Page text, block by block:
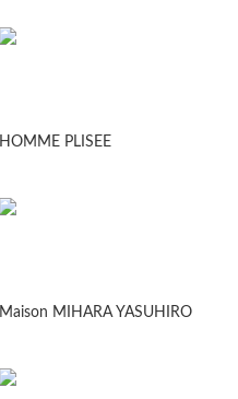
HOMME PLISEE
Maison MIHARA YASUHIRO